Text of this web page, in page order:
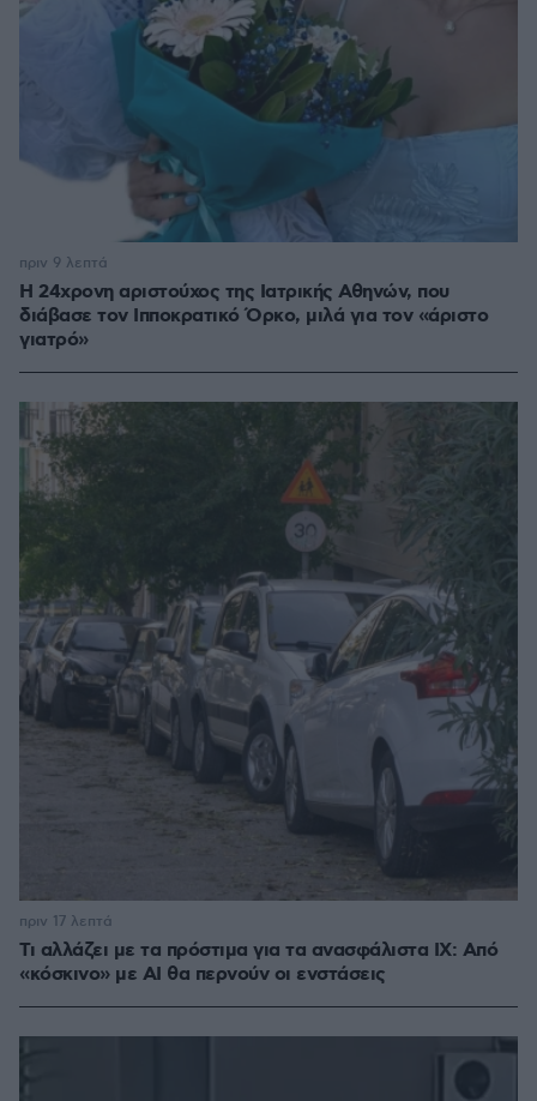
Η 24χρονη αριστούχος της Ιατρικής Αθηνών, που
διάβασε τον Ιπποκρατικό Όρκο, μιλά για τον «άριστο
γιατρό»
πριν 9 λεπτά
Τι αλλάζει με τα πρόστιμα για τα ανασφάλιστα ΙΧ: Από
«κόσκινο» με AI θα περνούν οι ενστάσεις
πριν 17 λεπτά